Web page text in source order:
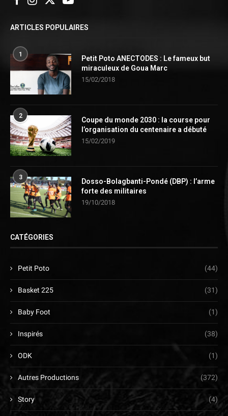
ARTICLES POPULAIRES
1
Petit Poto ANECTODES : Le fameux but
miraculeux de Goua Marc
15/02/2018
2
Coupe du monde 2030 : la course pour
l’organisation du centenaire a débuté
15/02/2019
3
Dosso-Bolagbanti-Pondé (DBP) : l’arme
forte des militaires
19/10/2018
CATÉGORIES
Petit Poto (44)
Basket 225 (31)
Baby Foot (1)
Inspirés (38)
ODK (1)
Autres Productions (372)
Story (4)